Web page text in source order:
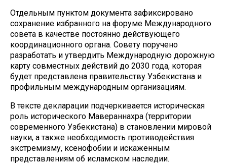
Отдельным пунктом документа зафиксировано
сохранение избранного на форуме Международного
совета в качестве постоянно действующего
координационного органа. Совету поручено
разработать и утвердить Международную дорожную
карту совместных действий до 2030 года, которая
будет представлена правительству Узбекистана и
профильным международным организациям.
В тексте декларации подчеркивается историческая
роль исторического Мавераннахра (территории
современного Узбекистана) в становлении мировой
науки, а также необходимость противодействия
экстремизму, ксенофобии и искаженным
представлениям об исламском наследии.